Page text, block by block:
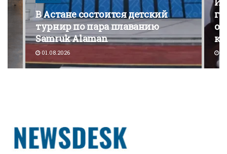
В Астане состоится детский
турнир по пара плаванию
Samruk Alaman
01.08.2026